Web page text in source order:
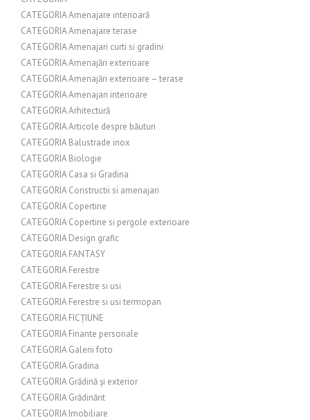
CATEGORIA Amenajare interioară
CATEGORIA Amenajare terase
CATEGORIA Amenajari curti si gradini
CATEGORIA Amenajări exterioare
CATEGORIA Amenajări exterioare – terase
CATEGORIA Amenajari interioare
CATEGORIA Arhitectură
CATEGORIA Articole despre băuturi
CATEGORIA Balustrade inox
CATEGORIA Biologie
CATEGORIA Casa si Gradina
CATEGORIA Constructii si amenajari
CATEGORIA Copertine
CATEGORIA Copertine si pergole exterioare
CATEGORIA Design grafic
CATEGORIA FANTASY
CATEGORIA Ferestre
CATEGORIA Ferestre si usi
CATEGORIA Ferestre si usi termopan
CATEGORIA FICȚIUNE
CATEGORIA Finante personale
CATEGORIA Galerii foto
CATEGORIA Gradina
CATEGORIA Grădină și exterior
CATEGORIA Grădinărit
CATEGORIA Imobiliare